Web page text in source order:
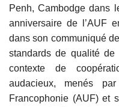
Penh, Cambodge dans
anniversaire de l’AUF
dans son communiqué
standards de qualité
contexte de
audacieux, menés
Francophonie (AUF) et